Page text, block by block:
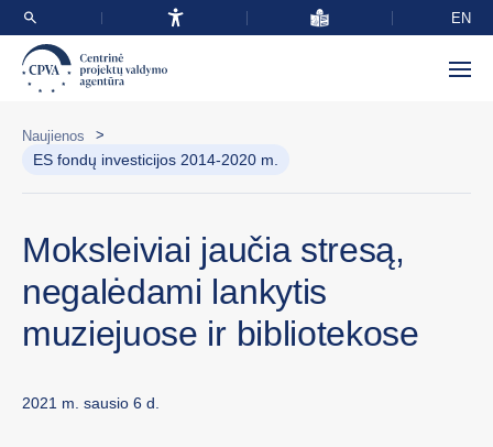
EN
Naujienos >
ES fondų investicijos 2014-2020 m.
Moksleiviai jaučia stresą,
negalėdami lankytis
muziejuose ir bibliotekose
2021 m. sausio 6 d.